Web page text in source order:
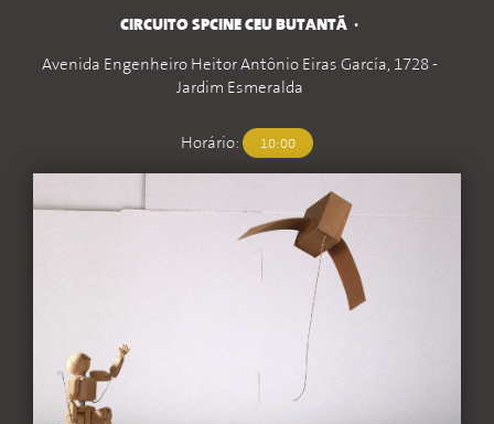
CIRCUITO SPCINE CEU BUTANTÃ
Avenida Engenheiro Heitor Antônio Eiras García, 1728 -
Jardim Esmeralda
Horário: 10:00